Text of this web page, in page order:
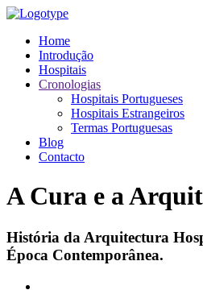
Home
Introdução
Hospitais
Cronologias
Hospitais Portugueses
Hospitais Estrangeiros
Termas Portuguesas
Blog
Contacto
A Cura e a
História da Arquitectura
Época Contemporânea.